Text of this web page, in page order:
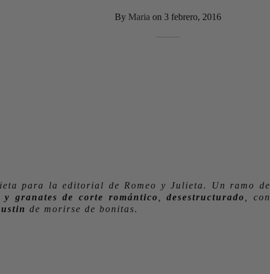
By Maria on 3 febrero, 2016
para la editorial de Romeo y Julieta. Un ramo de
granates de corte romántico ,desestructurado
, con
de morirse de bonitas.